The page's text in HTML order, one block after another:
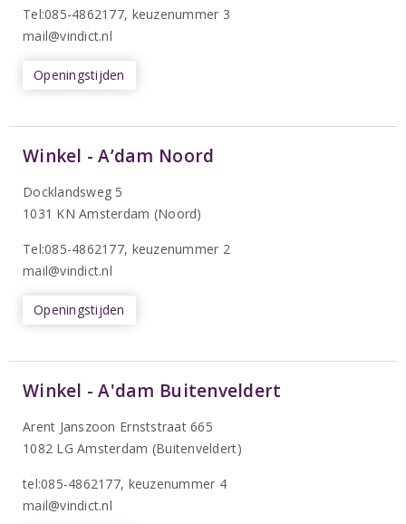
Tel:085-4862177, keuzenummer 3
mail@vindict.nl
Openingstijden
Winkel - A’dam Noord
Docklandsweg 5
1031 KN Amsterdam (Noord)
Tel:085-4862177, keuzenummer 2
mail@vindict.nl
Openingstijden
Winkel - A'dam Buitenveldert
Arent Janszoon Ernststraat 665
1082 LG Amsterdam (Buitenveldert)
tel:085-4862177, keuzenummer 4
mail@vindict.nl